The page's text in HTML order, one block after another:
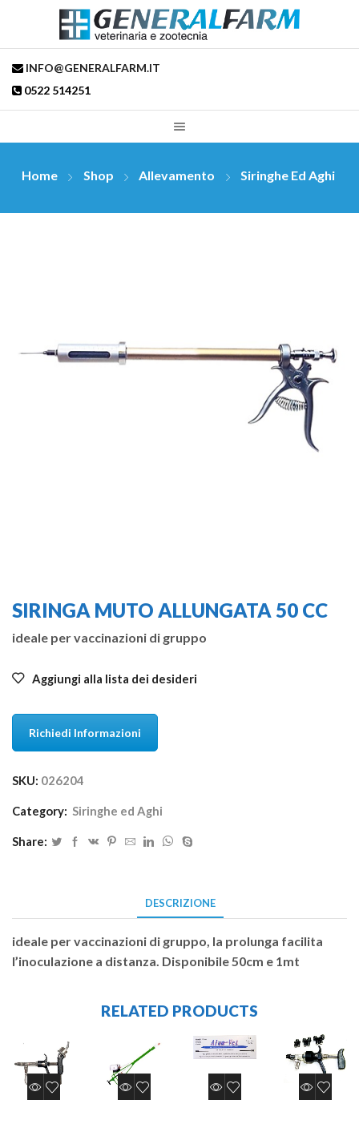
INFO@GENERALFARM.IT
0522 514251
Home Shop Allevamento Siringhe Ed Aghi
SIRINGA MUTO ALLUNGATA 50 CC
ideale per vaccinazioni di gruppo
Aggiungi alla lista dei desideri
Richiedi Informazioni
SKU: 026204
Category: Siringhe ed Aghi
Share:
DESCRIZIONE
ideale per vaccinazioni di gruppo, la prolunga facilita
l’inoculazione a distanza. Disponibile 50cm e 1mt
RELATED PRODUCTS